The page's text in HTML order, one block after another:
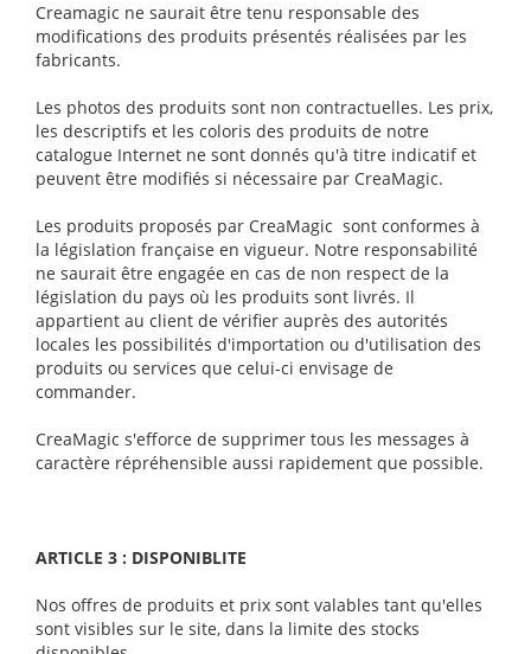
Creamagic ne saurait être tenu responsable des
modifications des produits présentés réalisées par les
fabricants.
Les photos des produits sont non contractuelles. Les prix,
les descriptifs et les coloris des produits de notre
catalogue Internet ne sont donnés qu'à titre indicatif et
peuvent être modifiés si nécessaire par CreaMagic.
Les produits proposés par CreaMagic sont conformes à
la législation française en vigueur. Notre responsabilité
ne saurait être engagée en cas de non respect de la
législation du pays où les produits sont livrés. Il
appartient au client de vérifier auprès des autorités
locales les possibilités d'importation ou d'utilisation des
produits ou services que celui-ci envisage de
commander.
CreaMagic s'efforce de supprimer tous les messages à
caractère répréhensible aussi rapidement que possible.
ARTICLE 3 : DISPONIBLITE
Nos offres de produits et prix sont valables tant qu'elles
sont visibles sur le site, dans la limite des stocks